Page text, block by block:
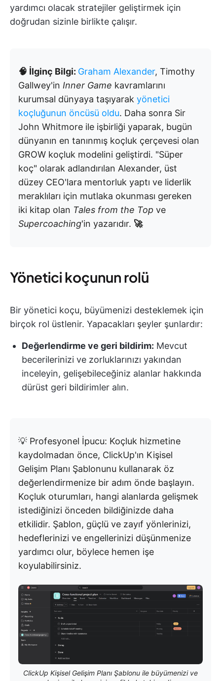
yardımcı olacak stratejiler geliştirmek için
doğrudan sizinle birlikte çalışır.
🧠 İlginç Bilgi: Graham Alexander, Timothy
Gallwey'in Inner Game kavramlarını
kurumsal dünyaya taşıyarak yönetici
koçluğunun öncüsü oldu. Daha sonra Sir
John Whitmore ile işbirliği yaparak, bugün
dünyanın en tanınmış koçluk çerçevesi olan
GROW koçluk modelini geliştirdi. "Süper
koç" olarak adlandırılan Alexander, üst
düzey CEO'lara mentorluk yaptı ve liderlik
meraklıları için mutlaka okunması gereken
iki kitap olan Tales from the Top ve
Supercoaching'in yazarıdır. 🚀
Yönetici koçunun rolü
Bir yönetici koçu, büyümenizi desteklemek için
birçok rol üstlenir. Yapacakları şeyler şunlardır:
Değerlendirme ve geri bildirim: Mevcut
becerilerinizi ve zorluklarınızı yakından
inceleyin, gelişebileceğiniz alanlar hakkında
dürüst geri bildirimler alın.
💡 Profesyonel İpucu: Koçluk hizmetine
kaydolmadan önce, ClickUp'ın Kişisel
Gelişim Planı Şablonunu kullanarak öz
değerlendirmenize bir adım önde başlayın.
Koçluk oturumları, hangi alanlarda gelişmek
istediğinizi önceden bildiğinizde daha
etkilidir. Şablon, güçlü ve zayıf yönlerinizi,
hedeflerinizi ve engellerinizi düşünmenize
yardımcı olur, böylece hemen işe
koyulabilirsiniz.
ClickUp Kişisel Gelişim Planı Şablonu ile büyümenizi ve